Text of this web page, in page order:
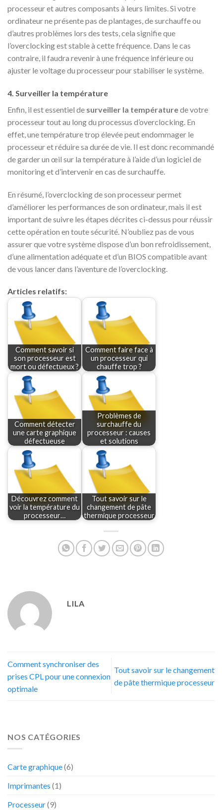
processeur et autres composants à leurs limites. Si votre
ordinateur ne présente pas de plantages, de surchauffe ou
d’autres problèmes lors des tests, cela signifie que
l’overclocking est stable à cette fréquence. Dans le cas
contraire, il faudra revenir à une fréquence inférieure ou
ajuster le voltage du processeur pour stabiliser le système.
4. Surveiller la température
Enfin, il est essentiel de surveiller la températurede votre
processeur tout au long du processus d’overclocking. En
effet, une température trop élevée peut endommager le
processeur et réduire sa durée de vie. Il est donc recommandé
de garder un œil sur la température à l’aide d’un logiciel de
monitoring et d’intervenir en cas de surchauffe.
En résumé, l’overclocking de son processeur permet
d’améliorer les performances de son ordinateur, mais il est
important de suivre les étapes décrites ci-dessus pour réussir
cette opération en toute sécurité. N’oubliez pas de vous
assurer que votre système dispose d’un bon refroidissement,
d’une alimentation adéquate et d’un BIOS compatible avant
de vous lancer dans l’aventure de l’overclocking.
Articles relatifs:
Comment savoir si
son processeur est
mort ou défectueux ?
Comment faire face à
un processeur qui
chauffe trop ?
Comment détecter
une carte graphique
défectueuse
Problèmes de
surchauffe du
processeur : causes
et solutions
Découvrez comment
voir la température du
processeur…
Tout savoir sur le
changement de pâte
thermique processeur
LILA
Comment synchroniser des
prises CPL pour une connexion
optimale
Tout savoir sur le changement
de pâte thermique processeur
NOS CATÉGORIES
Carte graphique(6)
Imprimantes (1)
Processeur(9)